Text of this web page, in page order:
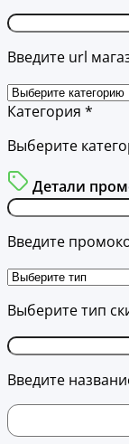
Введите url
Категория *
Выберите
Детали
Введите
Выберите тип
Введите